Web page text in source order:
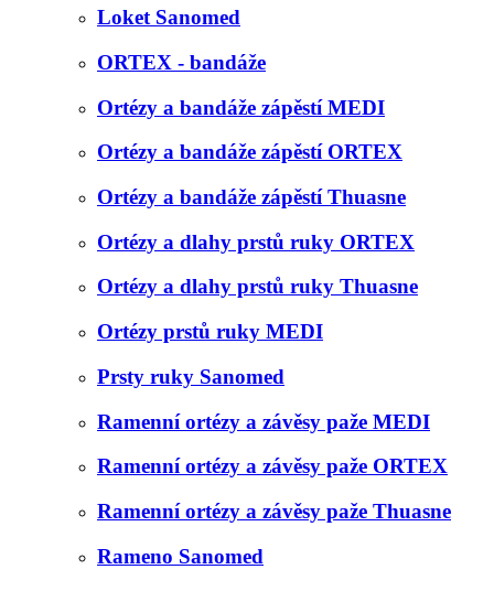
Loket Sanomed
ORTEX - bandáže
Ortézy a bandáže zápěstí MEDI
Ortézy a bandáže zápěstí ORTEX
Ortézy a bandáže zápěstí Thuasne
Ortézy a dlahy prstů ruky ORTEX
Ortézy a dlahy prstů ruky Thuasne
Ortézy prstů ruky MEDI
Prsty ruky Sanomed
Ramenní ortézy a závěsy paže MEDI
Ramenní ortézy a závěsy paže ORTEX
Ramenní ortézy a závěsy paže Thuasne
Rameno Sanomed